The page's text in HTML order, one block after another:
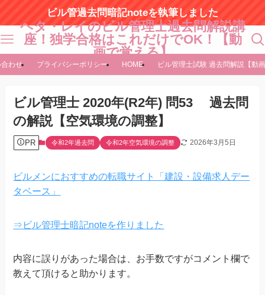
ビル管過去問暗記noteを執筆しました
ヘタ・レイのビル管理士過去問解説講
座！独学合格はこれだけでOK！【動
画で覚える】
わせ プライバシーポリシー HOME ビル管理士試験 過去問解説【動
ビル管理士 2020年(R2年) 問53 過去問
の解説【空気環境の調整】
PR 令和2年過去問 令和2年空気環境の調整 2026年3月5日
ビルメンにおすすめの転職サイト「建設・設備求人デー
タベース」
⇒ビル管理士暗記noteを作りました
内容に誤りがあった場合は、お手数ですがコメント欄で
教えて頂けると助かります。